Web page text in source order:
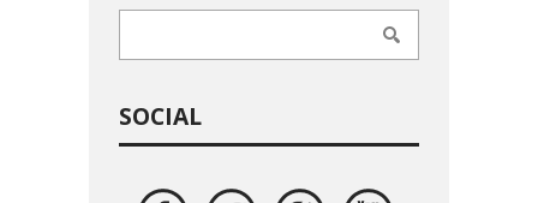
SOCIAL